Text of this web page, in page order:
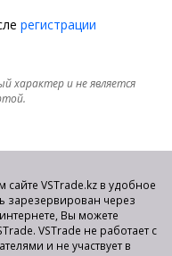
регистрации
характер и не является
VSTrade.kz в удобное
зарезервирован через
Вы можете
VSTrade не работает с
и не участвует в